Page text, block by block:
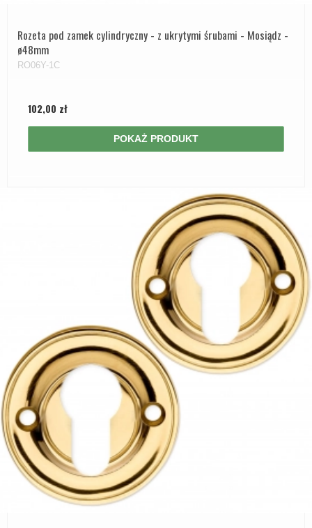
Rozeta pod zamek cylindryczny - z ukrytymi śrubami - Mosiądz -
ø48mm
RO06Y-1C
102,00 zł
POKAŻ PRODUKT